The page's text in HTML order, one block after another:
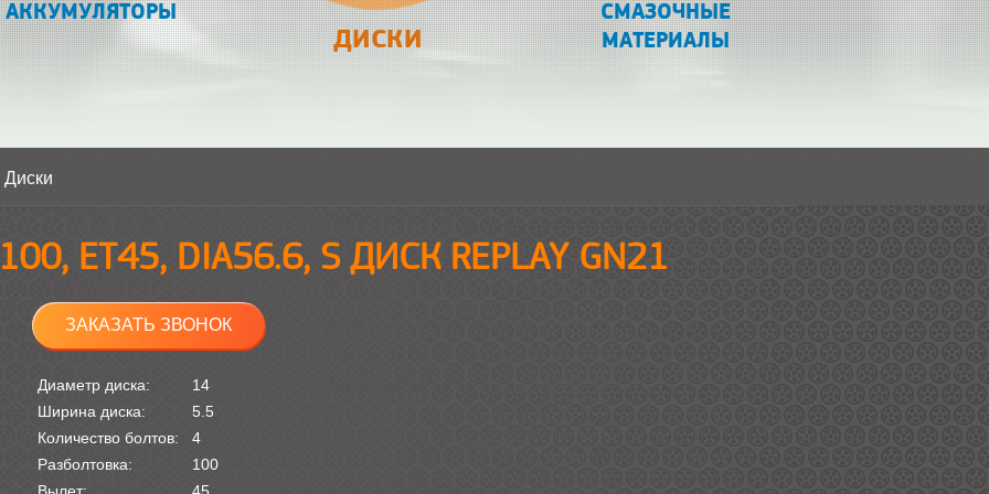
АККУМУЛЯТОРЫ
ДИСКИ
СМАЗОЧНЫЕ
МАТЕРИАЛЫ
Диски
ET45, DIA56.6, S ДИСК REPLAY GN21
ЗАКАЗАТЬ ЗВОНОК
Диаметр диска:
14
Ширина диска:
5.5
Количество болтов:
4
Разболтовка:
100